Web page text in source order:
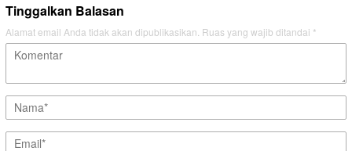
Tinggalkan Balasan
Alamat email Anda tidak akan dipublikasikan. Ruas yang wajib ditandai *